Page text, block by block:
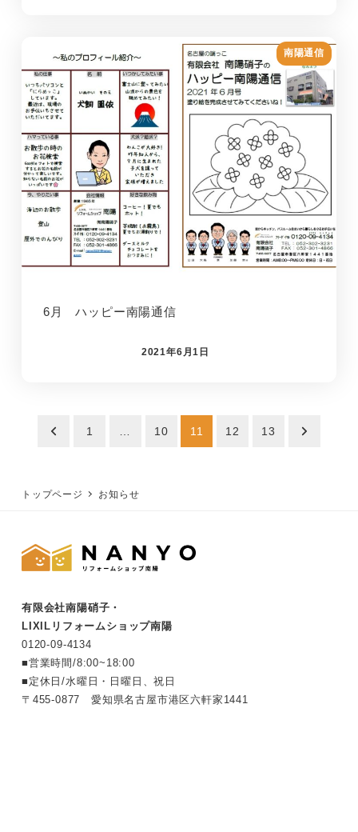
南陽通信
6月 ハッピー南陽通信
2021年6月1日
1 10 11 12 13
トップページ お知らせ
有限会社南陽硝子・
LIXILリフォームショップ南陽
0120-09-4134
■営業時間/8:00~18:00
■定休日/水曜日・日曜日、祝日
〒455-0877 愛知県名古屋市港区六軒家1441